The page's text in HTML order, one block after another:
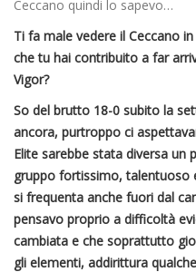
Ceccano quindi lo sapevo…
Ti fa male vedere il Ceccano
che tu hai contribuito a far
Vigor?
So del brutto 18-0 subito la
ancora, purtroppo ci
Elite sarebbe stata diversa un
gruppo fortissimo, talentuoso
si frequenta anche fuori dal
pensavo proprio a difficoltà
cambiata e che soprattutto
gli elementi, addirittura